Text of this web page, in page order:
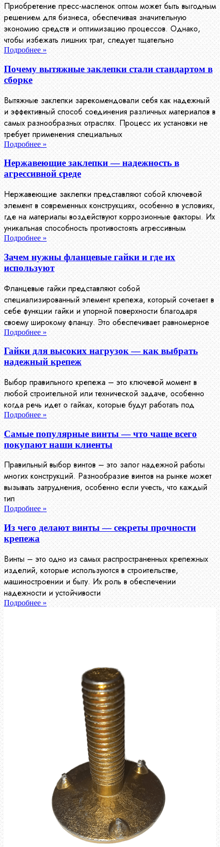
Приобретение пресс-масленок оптом может быть выгодным
решением для бизнеса, обеспечивая значительную
экономию средств и оптимизацию процессов. Однако,
чтобы избежать лишних трат, следует тщательно
Подробнее »
Почему вытяжные заклепки стали стандартом в
сборке
Вытяжные заклепки зарекомендовали себя как надежный
и эффективный способ соединения различных материалов в
самых разнообразных отраслях. Процесс их установки не
требует применения специальных
Подробнее »
Нержавеющие заклепки — надежность в
агрессивной среде
Нержавеющие заклепки представляют собой ключевой
элемент в современных конструкциях, особенно в условиях,
где на материалы воздействуют коррозионные факторы. Их
уникальная способность противостоять агрессивным
Подробнее »
Зачем нужны фланцевые гайки и где их
используют
Фланцевые гайки представляют собой
специализированный элемент крепежа, который сочетает в
себе функции гайки и упорной поверхности благодаря
своему широкому фланцу. Это обеспечивает равномерное
Подробнее »
Гайки для высоких нагрузок — как выбрать
надежный крепеж
Выбор правильного крепежа – это ключевой момент в
любой строительной или технической задаче, особенно
когда речь идет о гайках, которые будут работать под
Подробнее »
Самые популярные винты — что чаще всего
покупают наши клиенты
Правильный выбор винтов – это залог надежной работы
многих конструкций. Разнообразие винтов на рынке может
вызывать затруднения, особенно если учесть, что каждый
тип
Подробнее »
Из чего делают винты — секреты прочности
крепежа
Винты – это одно из самых распространенных крепежных
изделий, которые используются в строительстве,
машиностроении и быту. Их роль в обеспечении
надежности и устойчивости
Подробнее »